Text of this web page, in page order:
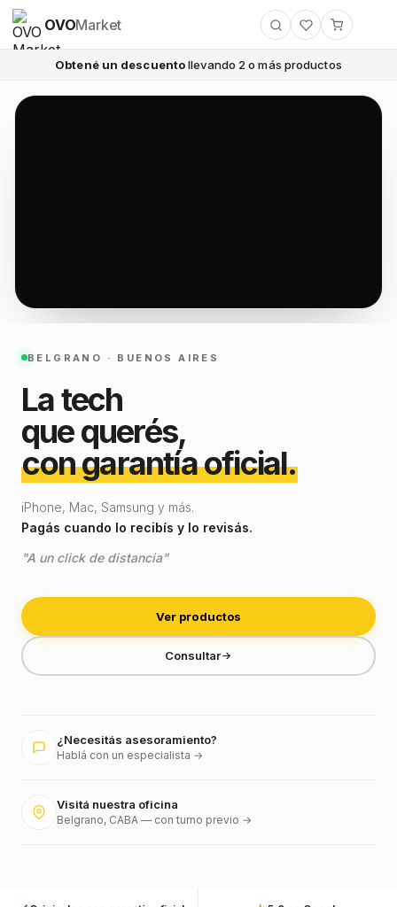
OVOMarket
Obtené un descuentollevando 2 o más productos
BELGRANO · BUENOS AIRES
La tech
que querés,
con garantía oficial.
iPhone, Mac, Samsung y más.
Pagás cuando lo recibís y lo revisás.
"A un click de distancia"
Ver productos
Consultar
¿Necesitás asesoramiento?
Hablá con un especialista →
Visitá nuestra oficina
Belgrano, CABA — con turno previo →